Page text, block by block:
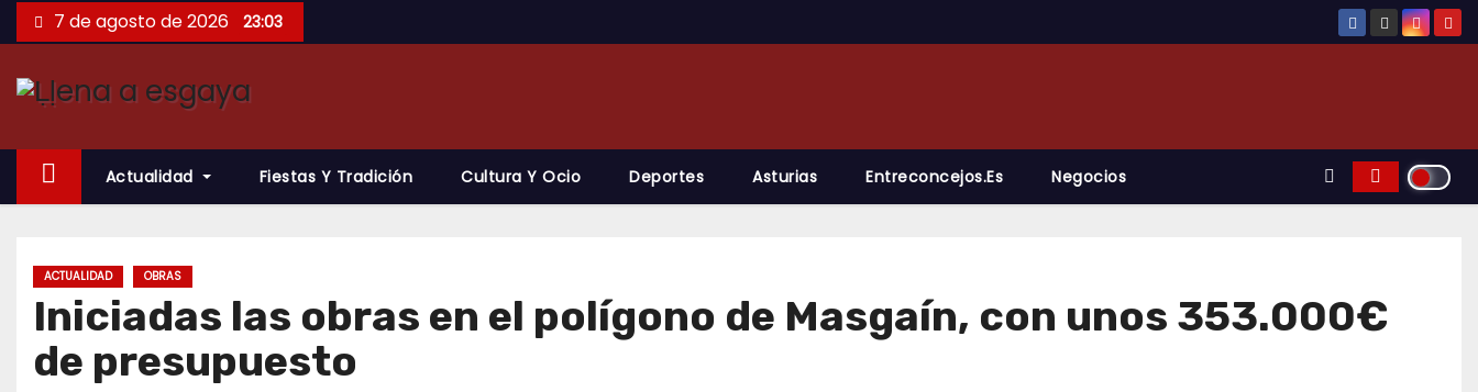
Saltar
al
contenido
7 de agosto de 2026 23:03
Actualidad Fiestas Y Tradición Cultura Y Ocio Deportes Asturias Entreconcejos.es Negocios
ACTUALIDAD OBRAS
Iniciadas las obras en el polígono de Masgaín, con unos 353.000€
de presupuesto